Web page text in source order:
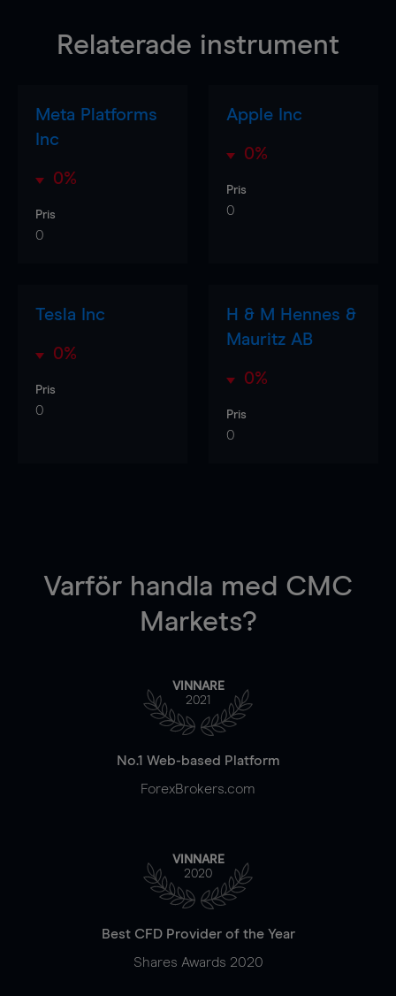
Relaterade instrument
Meta Platforms
Inc
0%
Pris
0
Apple Inc
0%
Pris
0
Tesla Inc
0%
Pris
0
H & M Hennes &
Mauritz AB
0%
Pris
0
Varför handla med CMC
Markets?
VINNARE
2021
No.1 Web-based Platform
ForexBrokers.com
VINNARE
2020
Best CFD Provider of the Year
Shares Awards 2020